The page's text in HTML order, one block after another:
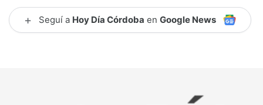
+ Seguí a Hoy Día Córdoba en Google News